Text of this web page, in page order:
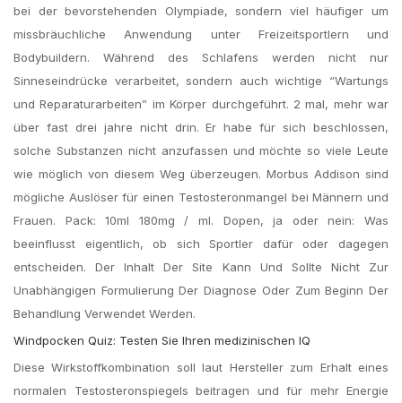
bei der bevorstehenden Olympiade, sondern viel häufiger um
missbräuchliche Anwendung unter Freizeitsportlern und
Bodybuildern. Während des Schlafens werden nicht nur
Sinneseindrücke verarbeitet, sondern auch wichtige “Wartungs
und Reparaturarbeiten” im Körper durchgeführt. 2 mal, mehr war
über fast drei jahre nicht drin. Er habe für sich beschlossen,
solche Substanzen nicht anzufassen und möchte so viele Leute
wie möglich von diesem Weg überzeugen. Morbus Addison sind
mögliche Auslöser für einen Testosteronmangel bei Männern und
Frauen. Pack: 10ml 180mg / ml. Dopen, ja oder nein: Was
beeinflusst eigentlich, ob sich Sportler dafür oder dagegen
entscheiden. Der Inhalt Der Site Kann Und Sollte Nicht Zur
Unabhängigen Formulierung Der Diagnose Oder Zum Beginn Der
Behandlung Verwendet Werden.
Windpocken Quiz: Testen Sie Ihren medizinischen IQ
Diese Wirkstoffkombination soll laut Hersteller zum Erhalt eines
normalen Testosteronspiegels beitragen und für mehr Energie